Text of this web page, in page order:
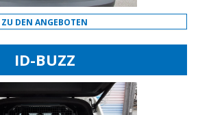
ZU DEN ANGEBOTEN
ID-BUZZ